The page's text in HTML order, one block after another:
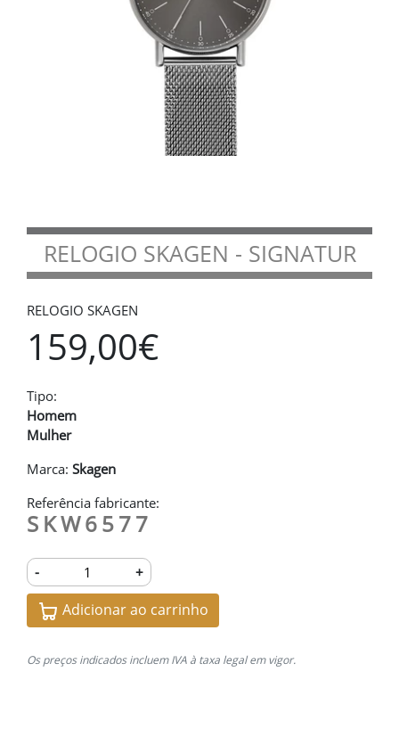
RELOGIO SKAGEN - SIGNATUR
RELOGIO SKAGEN
159,00€
Tipo:
Homem
Mulher
Marca: Skagen
Referência fabricante:
SKW6577
- +
Adicionar ao carrinho
Os preços indicados incluem IVA à taxa legal em vigor.